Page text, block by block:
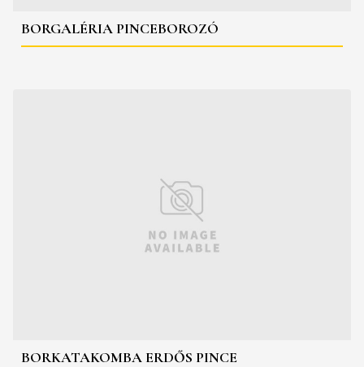
BORGALÉRIA PINCEBOROZÓ
BORKATAKOMBA ERDŐS PINCE